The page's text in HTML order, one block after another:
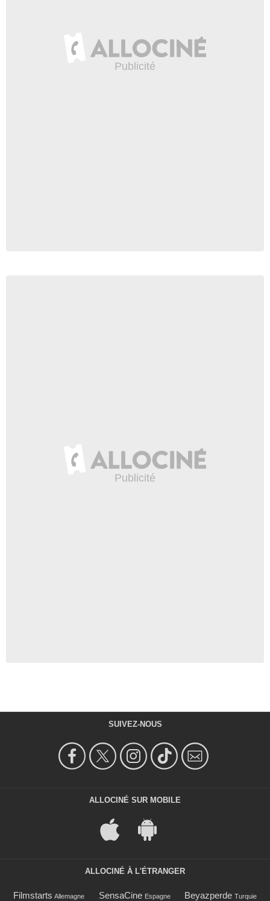
SUIVEZ-NOUS
ALLOCINÉ SUR MOBILE
ALLOCINÉ À L'ÉTRANGER
Filmstarts Allemagne SensaCine Espagne Beyazperde Turquie